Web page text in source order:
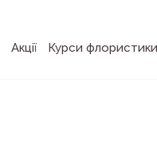
Акції Курси флористики